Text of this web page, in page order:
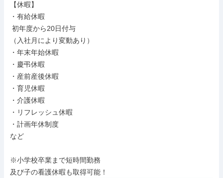
【休暇】
・有給休暇
（入社月により変動あり）
・年末年始休暇
・慶弔休暇
・産前産後休暇
・育児休暇
・介護休暇
・リフレッシュ休暇
・計画年休制度
など
※小学校卒業まで短時間勤務
及び子の看護休暇も取得可能！